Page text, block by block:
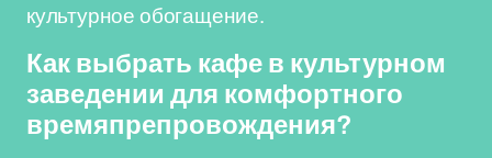
культурное обогащение.
Как выбрать кафе в культурном
заведении для комфортного
времяпрепровождения?